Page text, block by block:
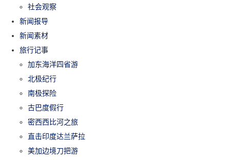
社会观察
新闻报导
新闻素材
旅行记事
加东海洋四省游
北极纪行
南极探险
古巴度假行
密西西比河之旅
直击印度达兰萨拉
美加边境刀把游